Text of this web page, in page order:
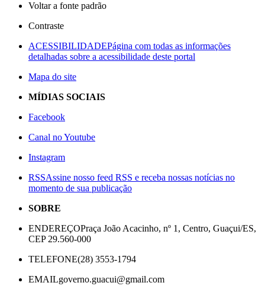
Voltar a fonte padrão
Contraste
ACESSIBILIDADEPágina com todas as informações
detalhadas sobre a acessibilidade deste portal
Mapa do site
MÍDIAS SOCIAIS
Facebook
Canal no Youtube
Instagram
RSSAssine nosso feed RSS e receba nossas notícias no
momento de sua publicação
SOBRE
ENDEREÇOPraça João Acacinho, nº 1, Centro, Guaçui/ES,
CEP 29.560-000
TELEFONE(28) 3553-1794
EMAILgoverno.guacui@gmail.com